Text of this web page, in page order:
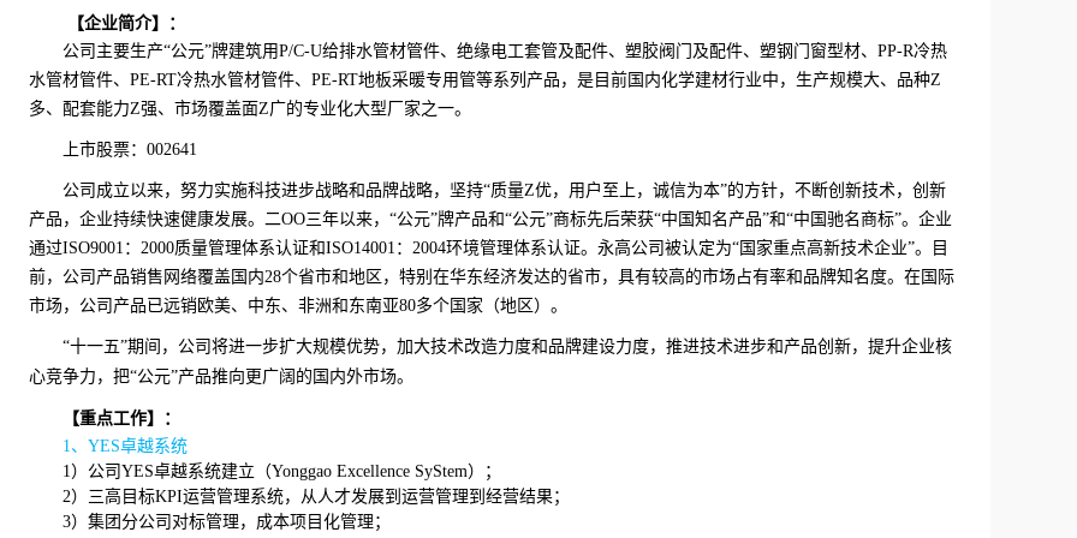
【企业简介】：
公司主要生产“公元”牌建筑用P/C-U给排水管材管件、绝缘电工套管及配件、塑胶阀门及配件、塑钢门窗型材、PP-R冷热
水管材管件、PE-RT冷热水管材管件、PE-RT地板采暖专用管等系列产品，是目前国内化学建材行业中，生产规模大、品种Z
多、配套能力Z强、市场覆盖面Z广的专业化大型厂家之一。
上市股票：002641
公司成立以来，努力实施科技进步战略和品牌战略，坚持“质量Z优，用户至上，诚信为本”的方针，不断创新技术，创新
产品，企业持续快速健康发展。二OO三年以来，“公元”牌产品和“公元”商标先后荣获“中国知名产品”和“中国驰名商标”。企业
通过ISO9001：2000质量管理体系认证和ISO14001：2004环境管理体系认证。永高公司被认定为“国家重点高新技术企业”。目
前，公司产品销售网络覆盖国内28个省市和地区，特别在华东经济发达的省市，具有较高的市场占有率和品牌知名度。在国际
市场，公司产品已远销欧美、中东、非洲和东南亚80多个国家（地区）。
“十一五”期间，公司将进一步扩大规模优势，加大技术改造力度和品牌建设力度，推进技术进步和产品创新，提升企业核
心竞争力，把“公元”产品推向更广阔的国内外市场。
【重点工作】：
1、YES卓越系统
1）公司YES卓越系统建立（Yonggao Excellence SyStem）；
2）三高目标KPI运营管理系统，从人才发展到运营管理到经营结果；
3）集团分公司对标管理，成本项目化管理；